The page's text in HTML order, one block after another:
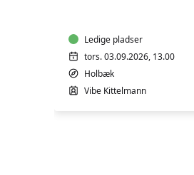
Ledige pladser
tors. 03.09.2026, 13.00
Holbæk
Vibe Kittelmann